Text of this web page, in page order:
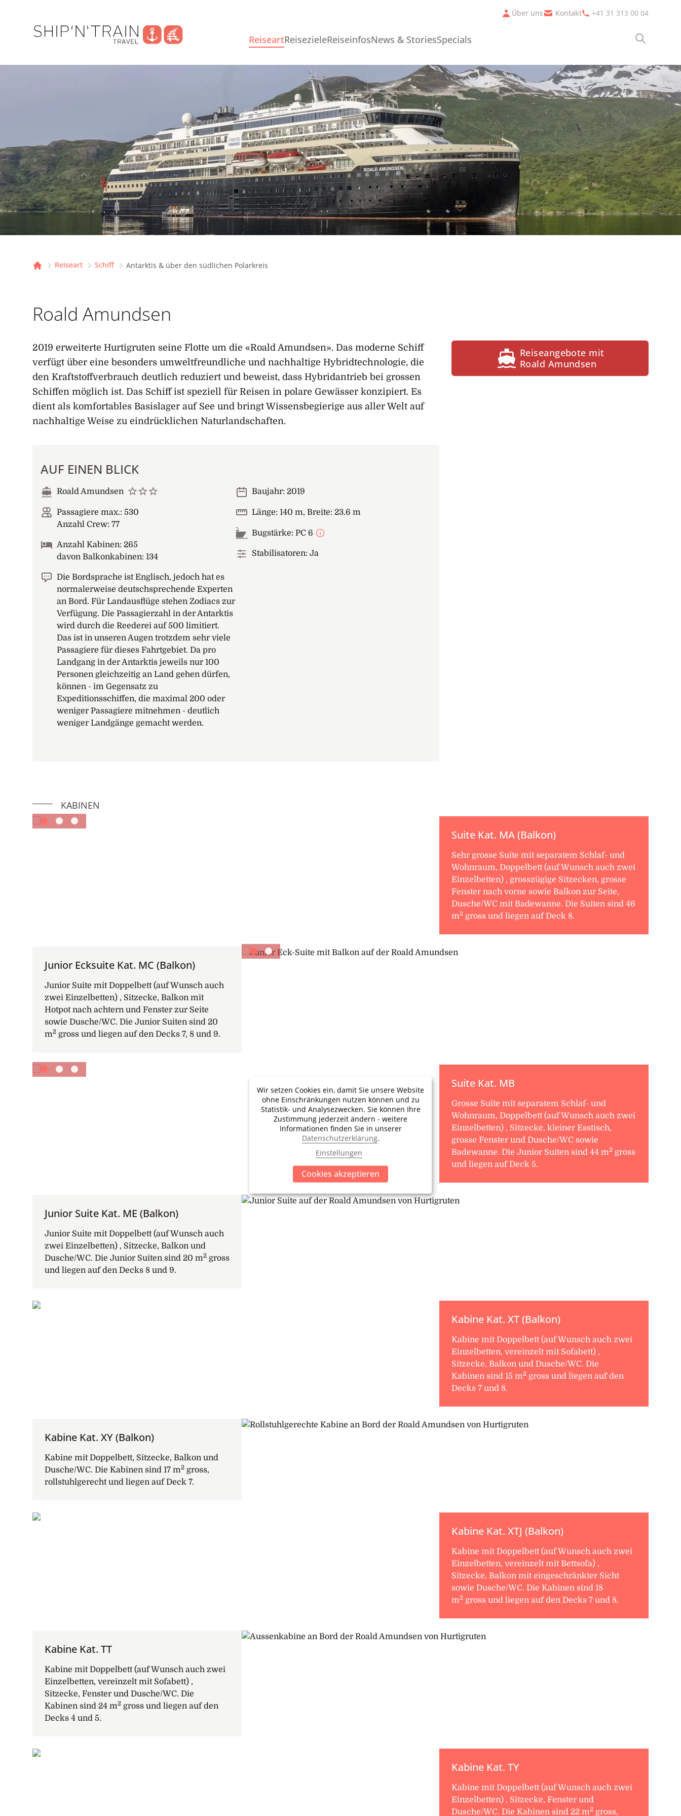
Über uns Kontakt +41 31 313 00 04
ReiseartReisezieleReiseinfosNews & StoriesSpecials Suche
Reiseart Schiff Antarktis & über den südlichen Polarkreis
Roald Amundsen
2019 erweiterte Hurtigruten seine Flotte um die «Roald Amundsen». Das moderne Schiff
verfügt über eine besonders umweltfreundliche und nachhaltige Hybridtechnologie, die
den Kraftstoffverbrauch deutlich reduziert und beweist, dass Hybridantrieb bei grossen
Schiffen möglich ist. Das Schiff ist speziell für Reisen in polare Gewässer konzipiert. Es
dient als komfortables Basislager auf See und bringt Wissensbegierige aus aller Welt auf
nachhaltige Weise zu eindrücklichen Naturlandschaften.
AUF EINEN BLICK
Roald Amundsen
Passagiere max.: 530
Anzahl Crew: 77
Anzahl Kabinen: 265
davon Balkonkabinen: 134
Die Bordsprache ist Englisch, jedoch hat es
normalerweise deutschsprechende Experten
an Bord. Für Landausflüge stehen Zodiacs zur
Verfügung. Die Passagierzahl in der Antarktis
wird durch die Reederei auf 500 limitiert.
Das ist in unseren Augen trotzdem sehr viele
Passagiere für dieses Fahrtgebiet. Da pro
Landgang in der Antarktis jeweils nur 100
Personen gleichzeitig an Land gehen dürfen,
können - im Gegensatz zu
Expeditionsschiffen, die maximal 200 oder
weniger Passagiere mitnehmen - deutlich
weniger Landgänge gemacht werden.
Baujahr: 2019
Länge: 140 m, Breite: 23.6 m
Bugstärke: PC 6
Stabilisatoren: Ja
Reiseangebote mit
Roald Amundsen
KABINEN
Suite Kat. MA (Balkon)
Sehr grosse Suite mit separatem Schlaf- und
Wohnraum, Doppelbett (auf Wunsch auch zwei
Einzelbetten) , grosszügige Sitzecken, grosse
Fenster nach vorne sowie Balkon zur Seite,
Dusche/WC mit Badewanne. Die Suiten sind 46
m2gross und liegen auf Deck 8.
Junior Ecksuite Kat. MC (Balkon)
Junior Suite mit Doppelbett (auf Wunsch auch
zwei Einzelbetten) , Sitzecke, Balkon mit
Hotpot nach achtern und Fenster zur Seite
sowie Dusche/WC. Die Junior Suiten sind 20
m2 gross und liegen auf den Decks 7, 8 und 9.
Suite Kat. MB
Grosse Suite mit separatem Schlaf- und
Wohnraum, Doppelbett (auf Wunsch auch zwei
Einzelbetten) , Sitzecke, kleiner Esstisch,
grosse Fenster und Dusche/WC sowie
Badewanne. Die Junior Suiten sind 44 m2gross
und liegen auf Deck 5.
Junior Suite Kat. ME (Balkon)
Junior Suite mit Doppelbett (auf Wunsch auch
zwei Einzelbetten) , Sitzecke, Balkon und
Dusche/WC. Die Junior Suiten sind 20 m2 gross
und liegen auf den Decks 8 und 9.
Kabine Kat. XT (Balkon)
Kabine mit Doppelbett (auf Wunsch auch zwei
Einzelbetten, vereinzelt mit Sofabett) ,
Sitzecke, Balkon und Dusche/WC. Die
Kabinen sind 15 m2gross und liegen auf den
Decks 7 und 8.
Kabine Kat. XY (Balkon)
Kabine mit Doppelbett, Sitzecke, Balkon und
Dusche/WC. Die Kabinen sind 17 m2 gross,
rollstuhlgerecht und liegen auf Deck 7.
Kabine Kat. XTJ (Balkon)
Kabine mit Doppelbett (auf Wunsch auch zwei
Einzelbetten, vereinzelt mit Bettsofa) ,
Sitzecke, Balkon mit eingeschränkter Sicht
sowie Dusche/WC. Die Kabinen sind 18
m2gross und liegen auf den Decks 7 und 8.
Kabine Kat. TT
Kabine mit Doppelbett (auf Wunsch auch zwei
Einzelbetten, vereinzelt mit Sofabett) ,
Sitzecke, Fenster und Dusche/WC. Die
Kabinen sind 24 m2 gross und liegen auf den
Decks 4 und 5.
Kabine Kat. TY
Kabine mit Doppelbett (auf Wunsch auch zwei
Einzelbetten) , Sitzecke, Fenster und
Dusche/WC. Die Kabinen sind 22 m2gross,
Wir setzen Cookies ein, damit Sie unsere Website
ohne Einschränkungen nutzen können und zu
Statistik- und Analysezwecken. Sie können Ihre
Zustimmung jederzeit ändern - weitere
Informationen finden Sie in unserer
Datenschutzerklärung.
Einstellungen
Cookies akzeptieren